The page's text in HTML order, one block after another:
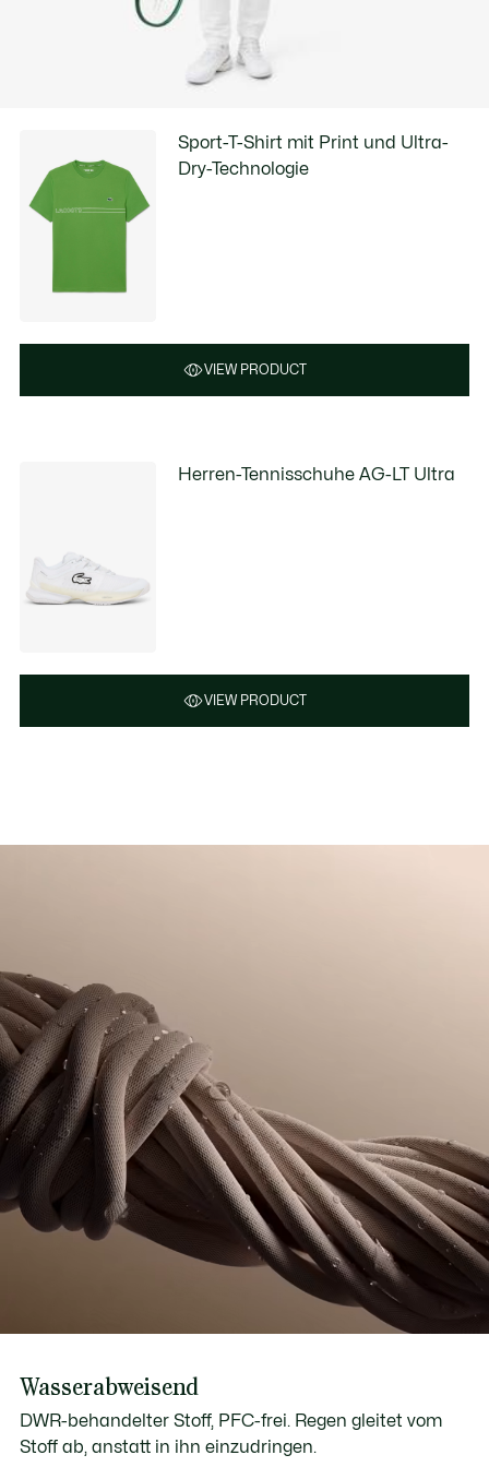
Sport-T-Shirt mit Print und Ultra-
Dry-Technologie
VIEW PRODUCT
Herren-Tennisschuhe AG-LT Ultra
VIEW PRODUCT
Wasserabweisend
DWR-behandelter Stoff, PFC-frei. Regen gleitet vom
Stoff ab, anstatt in ihn einzudringen.